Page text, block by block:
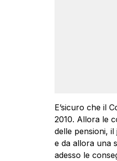
E’sicuro che il
2010. Allora le
delle pensioni,
e da allora una
adesso le